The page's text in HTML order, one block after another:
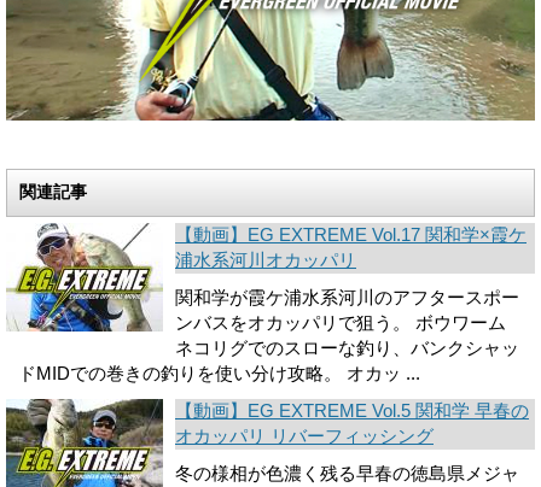
関連記事
【動画】EG EXTREME Vol.17 関和学×霞ケ
浦水系河川オカッパリ
関和学が霞ケ浦水系河川のアフタースポー
ンバスをオカッパリで狙う。 ボウワーム
ネコリグでのスローな釣り、バンクシャッ
ドMIDでの巻きの釣りを使い分け攻略。 オカッ ...
【動画】EG EXTREME Vol.5 関和学 早春の
オカッパリ リバーフィッシング
冬の様相が色濃く残る早春の徳島県メジャ